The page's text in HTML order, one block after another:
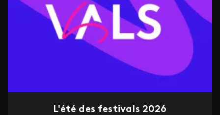
L'été des festivals 2026